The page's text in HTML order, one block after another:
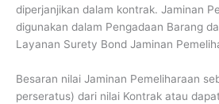
diperjanjikan dalam kontrak. Jaminan
digunakan dalam Pengadaan Barang
Layanan Surety Bond Jaminan
Besaran nilai Jaminan Pemeliharaan
perseratus) dari nilai Kontrak atau